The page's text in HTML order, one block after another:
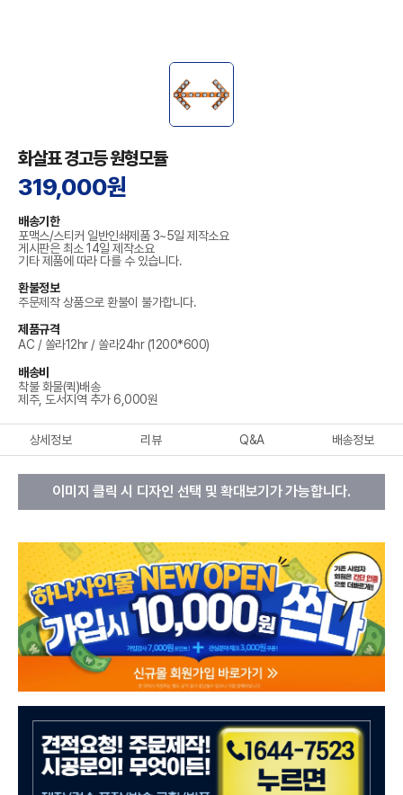
화살표 경고등 원형모듈
319,000원
배송기한
포맥스/스티커 일반인쇄제품 3~5일 제작소요
게시판은 최소 14일 제작소요
기타 제품에 따라 다를 수 있습니다.
환불정보
주문제작 상품으로 환불이 불가합니다.
제품규격
AC / 쏠라12hr / 쏠라24hr (1200*600)
배송비
착불 화물(퀵)배송
제주, 도서지역 추가 6,000원
상세정보 리뷰 Q&A 배송정보
이미지 클릭 시 디자인 선택 및 확대보기가 가능합니다.